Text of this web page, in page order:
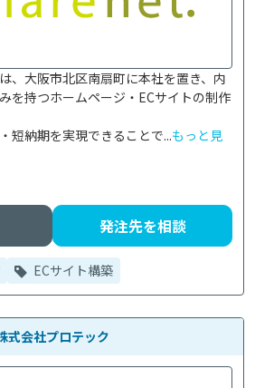
、大阪市北区南扇町に本社を置き、内
を持つホームページ・ECサイトの制作
短納期を実現できることで...もっと見
発注先を相談
ECサイト構築
式会社プロテック